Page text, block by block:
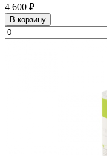
4 600 ₽
В корзину